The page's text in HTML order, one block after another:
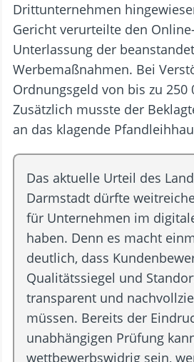
Drittunternehmen
Gericht verurteilte den
Unterlassung der
Werbemaßnahmen. Bei
Ordnungsgeld von bis zu 250
Zusätzlich musste der
an das klagende
Das aktuelle Urteil des
Darmstadt dürfte
für Unternehmen im
haben. Denn es macht
deutlich, dass
Qualitätssiegel und
transparent und
müssen. Bereits der
unabhängigen Prüfung
wettbewerbswidrig sein,